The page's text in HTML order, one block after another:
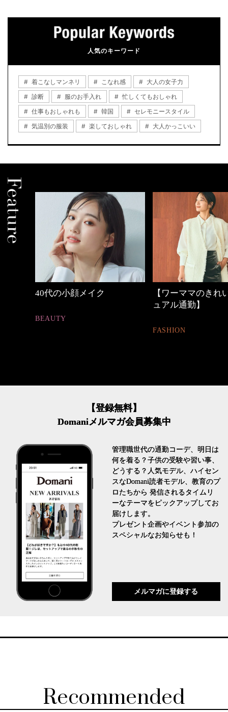
人気のキーワード
着こなしマンネリ こなれ感
大人の女子力
診断
服のお手入れ
忙しくてもおしゃれ
仕事もおしゃれも
韓国
セレモニースタイル
気温別の服装
楽しておしゃれ 大人かっこいい
小顔メイク
【ワーママのきれいめカジ
働
【登録無料】
Domaniメルマガ会員募集中
管理職世代の通勤コーデ、明日は
何を着る？子供の受験や習い事、
どうする？人気モデル、ハイセン
スなDomani読者モデル、教育のプ
ロたちから 発信されるタイムリ
ーなテーマをピックアップしてお
届けします。
プレゼント企画やイベント参加の
スペシャルなお知らせも！
メルマガに登録する
Recommended